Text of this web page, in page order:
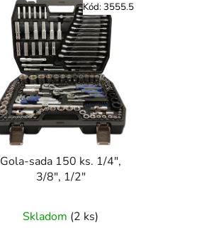
Gola-sada 150 ks. 1/4",
3/8", 1/2"
Skladom (2 ks)
Kód:3555.5